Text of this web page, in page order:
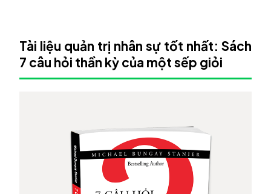
Tài liệu quản trị nhân sự tốt nhất: Sách
7 câu hỏi thần kỳ của một sếp giỏi